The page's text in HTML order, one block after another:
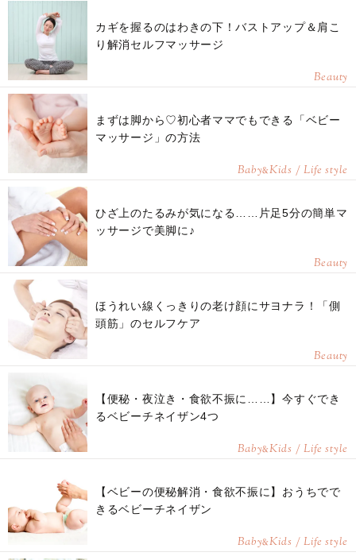
カギを握るのはわきの下！バストアップ＆肩こ
り解消セルフマッサージ
Beauty
まずは脚から♡初心者ママでもできる「ベビー
マッサージ」の方法
Baby&Kids / Life style
ひざ上のたるみが気になる……片足5分の簡単マ
ッサージで美脚に♪
Beauty
ほうれい線くっきりの老け顔にサヨナラ！「側
頭筋」のセルフケア
Beauty
【便秘・夜泣き・食欲不振に……】今すぐでき
るベビーチネイザン4つ
Baby&Kids / Life style
【ベビーの便秘解消・食欲不振に】おうちでで
きるベビーチネイザン
Baby&Kids / Life style